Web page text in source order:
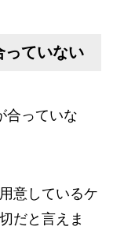
ていない
合っていな
意しているケ
だと言えま